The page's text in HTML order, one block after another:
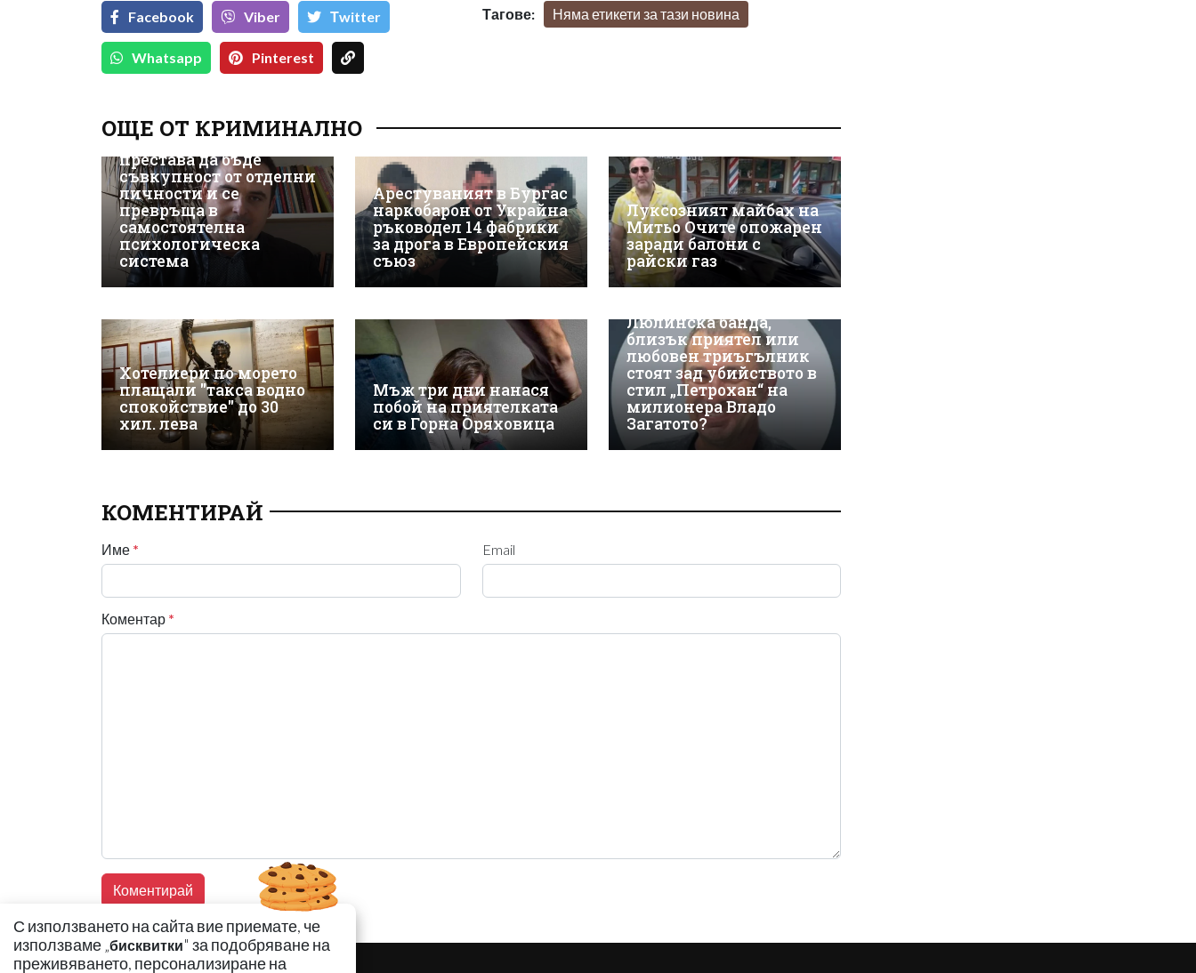
Facebook Viber Тwitter
Whatsapp Pinterest
Тагове: Няма етикети за тази новина
ОЩЕ ОТ КРИМИНАЛНО
за жестокото убийство
в Пловдив: Групата
престава да бъде
съвкупност от отделни
личности и се
превръща в
самостоятелна
психологическа
система
Арестуваният в Бургас
наркобарон от Украйна
ръководел 14 фабрики
за дрога в Европейския
съюз
Луксозният майбах на
Митьо Очите опожарен
заради балони с
райски газ
Хотелиери по морето
плащали "такса водно
спокойствие" до 30
хил. лева
Мъж три дни нанася
побой на приятелката
си в Горна Оряховица
Люлинска банда,
близък приятел или
любовен триъгълник
стоят зад убийството в
стил „Петрохан“ на
милионера Владо
Загатото?
КОМЕНТИРАЙ
Име * Email
Коментар *
С използването на сайта вие приемате, че
използваме „бисквитки" за подобряване на
преживяването, персонализиране на